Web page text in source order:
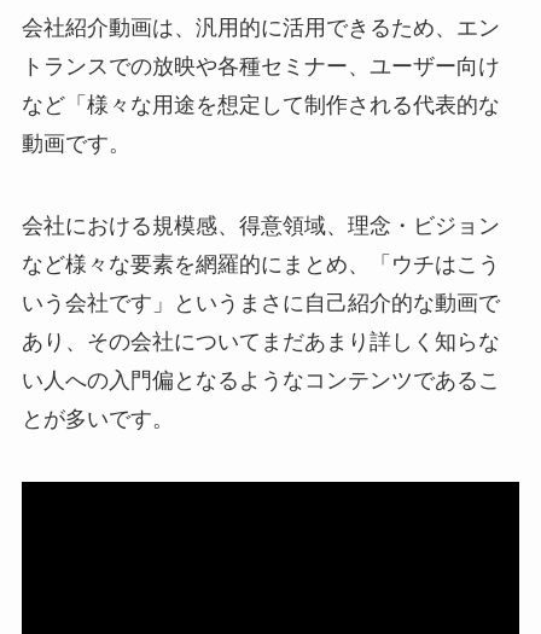
会社紹介動画は、汎用的に活用できるため、エン
トランスでの放映や各種セミナー、ユーザー向け
など「様々な用途を想定して制作される代表的な
動画です。
会社における規模感、得意領域、理念・ビジョン
など様々な要素を網羅的にまとめ、「ウチはこう
いう会社です」というまさに自己紹介的な動画で
あり、その会社についてまだあまり詳しく知らな
い人への入門偏となるようなコンテンツであるこ
とが多いです。